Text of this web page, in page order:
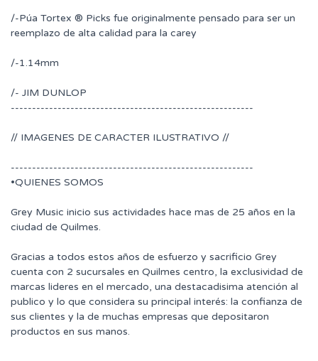
/-Púa Tortex ® Picks fue originalmente pensado para ser un
reemplazo de alta calidad para la carey
/-1.14mm
/- JIM DUNLOP
---------------------------------------------------------
// IMAGENES DE CARACTER ILUSTRATIVO //
---------------------------------------------------------
•QUIENES SOMOS
Grey Music inicio sus actividades hace mas de 25 años en la
ciudad de Quilmes.
Gracias a todos estos años de esfuerzo y sacrificio Grey
cuenta con 2 sucursales en Quilmes centro, la exclusividad de
marcas lideres en el mercado, una destacadisima atención al
publico y lo que considera su principal interés: la confianza de
sus clientes y la de muchas empresas que depositaron
productos en sus manos.